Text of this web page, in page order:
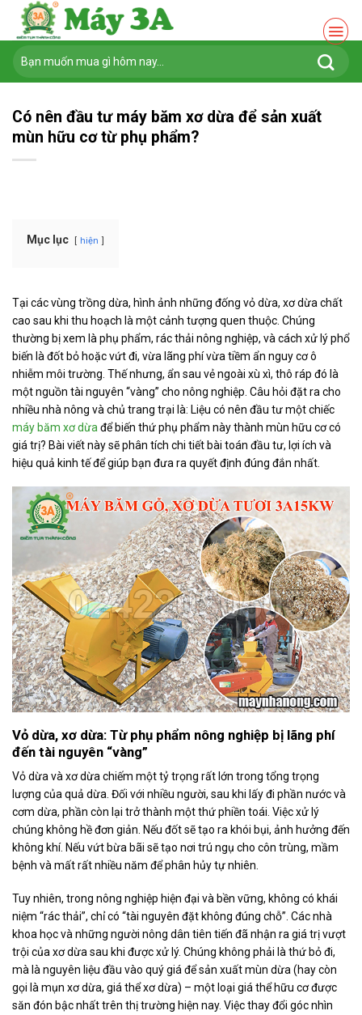
Chuyển
nội
dung
Tìm
kiếm:
Có nên đầu tư máy băm xơ dừa để sản xuất
mùn hữu cơ từ phụ phẩm?
Mục lục hiện
Tại các vùng trồng dừa, hình ảnh những đống vỏ dừa, xơ dừa chất
cao sau khi thu hoạch là một cảnh tượng quen thuộc. Chúng
thường bị xem là phụ phẩm, rác thải nông nghiệp, và cách xử lý phổ
biến là đốt bỏ hoặc vứt đi, vừa lãng phí vừa tiềm ẩn nguy cơ ô
nhiễm môi trường. Thế nhưng, ẩn sau vẻ ngoài xù xì, thô ráp đó là
một nguồn tài nguyên “vàng” cho nông nghiệp. Câu hỏi đặt ra cho
nhiều nhà nông và chủ trang trại là: Liệu có nên đầu tư một chiếc
máy băm xơ dừa để biến thứ phụ phẩm này thành mùn hữu cơ có
giá trị? Bài viết này sẽ phân tích chi tiết bài toán đầu tư, lợi ích và
hiệu quả kinh tế để giúp bạn đưa ra quyết định đúng đắn nhất.
Vỏ dừa, xơ dừa: Từ phụ phẩm nông nghiệp bị lãng phí
đến tài nguyên “vàng”
Vỏ dừa và xơ dừa chiếm một tỷ trọng rất lớn trong tổng trọng
lượng của quả dừa. Đối với nhiều người, sau khi lấy đi phần nước và
cơm dừa, phần còn lại trở thành một thứ phiền toái. Việc xử lý
chúng không hề đơn giản. Nếu đốt sẽ tạo ra khói bụi, ảnh hưởng đến
không khí. Nếu vứt bừa bãi sẽ tạo nơi trú ngụ cho côn trùng, mầm
bệnh và mất rất nhiều năm để phân hủy tự nhiên.
Tuy nhiên, trong nông nghiệp hiện đại và bền vững, không có khái
niệm “rác thải”, chỉ có “tài nguyên đặt không đúng chỗ”. Các nhà
khoa học và những người nông dân tiên tiến đã nhận ra giá trị vượt
trội của xơ dừa sau khi được xử lý. Chúng không phải là thứ bỏ đi,
mà là nguyên liệu đầu vào quý giá để sản xuất mùn dừa (hay còn
gọi là mụn xơ dừa, giá thể xơ dừa) – một loại giá thể hữu cơ được
săn đón bậc nhất trên thị trường hiện nay. Việc thay đổi góc nhìn